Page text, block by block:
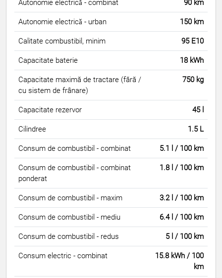
Autonomie electricǎ - combinat 90 km
Autonomie electricǎ - urban 150 km
Calitate combustibil, minim 95 E10
Capacitate baterie 18 kWh
Capacitate maximă de tractare (fără /
cu sistem de frânare)
750 kg
Capacitate rezervor 45 l
Cilindree 1.5 L
Consum de combustibil - combinat 5.1 l / 100 km
Consum de combustibil - combinat
ponderat
1.8 l / 100 km
Consum de combustibil - maxim 3.2 l / 100 km
Consum de combustibil - mediu 6.4 l / 100 km
Consum de combustibil - redus 5 l / 100 km
Consum electric - combinat
15.8 kWh / 100
km